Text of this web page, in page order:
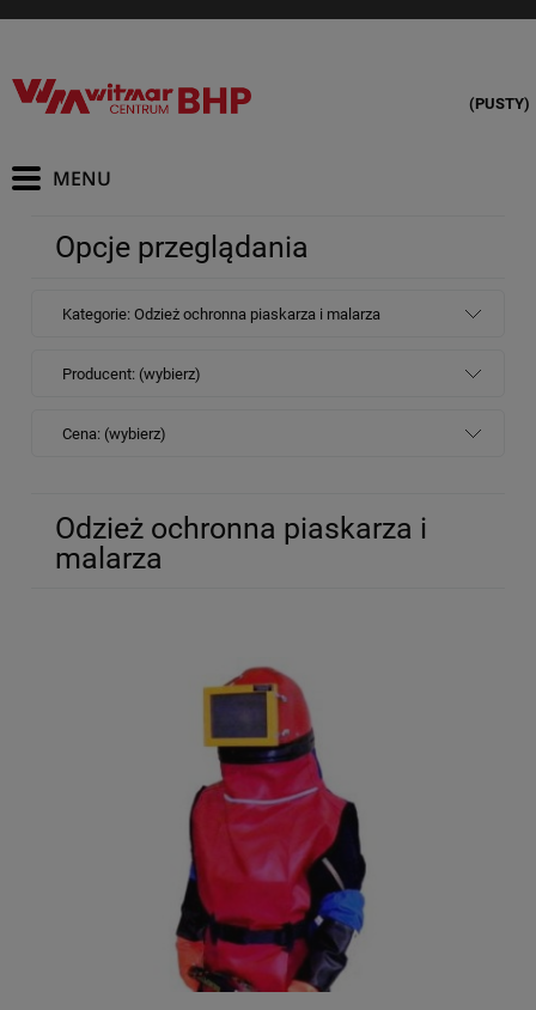
(PUSTY)
Opcje przeglądania
Kategorie: Odzież ochronna piaskarza i malarza
Producent: (wybierz)
Cena: (wybierz)
Odzież ochronna piaskarza i
malarza